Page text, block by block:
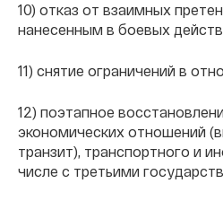
10) отказ от взаимных
нанесенным в боевых
11) снятие ограничений в
12) поэтапное
экономических отношений
транзит), транспортного и
числе с третьими